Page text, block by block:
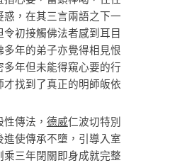
惑，在其三言兩語之下一
令初接觸佛法者感到耳目
多年的弟子亦覺得相見恨
多年但未能得窺心要的行
才找到了真正的明師皈依
傳法， 德威仁波切特別
進使傳承不墮，引導入室
乘三年閉關即身成就完整